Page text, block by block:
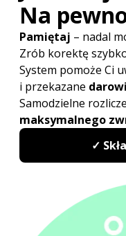
Sprawdź
w Polsce
PITax Twoje
i darmowy